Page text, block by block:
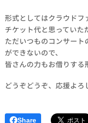
形式としてはクラウドフ
チケット代と思っていた
ただいつものコンサー
ができないので、
皆さんの力もお借りする
どうぞどうぞ、応援よろ
Share